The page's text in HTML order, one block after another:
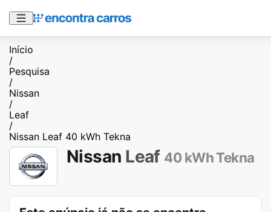
Início
/
Pesquisa
/
Nissan
/
Leaf
/
Nissan Leaf 40 kWh Tekna
Nissan Leaf 40 kWh Tekna